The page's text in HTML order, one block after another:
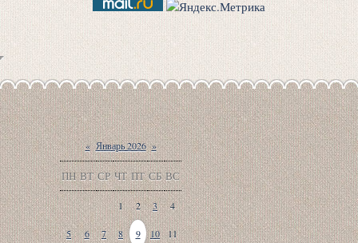
« Январь 2026 »
ПН ВТ СР ЧТ ПТ СБ ВС
1 2 3 4
5 6 7 8 9 10 11